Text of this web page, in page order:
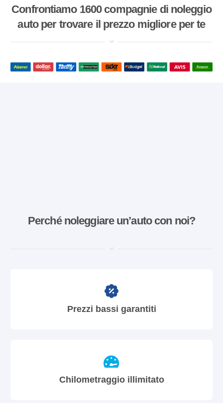
Confrontiamo 1600 compagnie di noleggio
auto per trovare il prezzo migliore per te
Perché noleggiare un’auto con noi?
Prezzi bassi garantiti
Chilometraggio illimitato